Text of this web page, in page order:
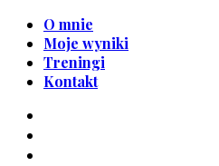
O mnie
Moje wyniki
Treningi
Kontakt